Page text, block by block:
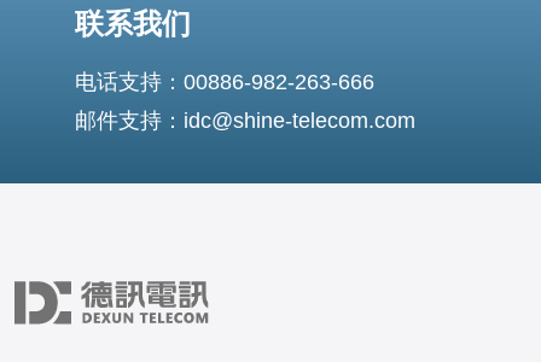
联系我们
电话支持：00886-982-263-666
邮件支持：idc@shine-telecom.com